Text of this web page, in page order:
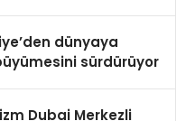
dünyaya
sürdürüyor
Dubai Merkezli